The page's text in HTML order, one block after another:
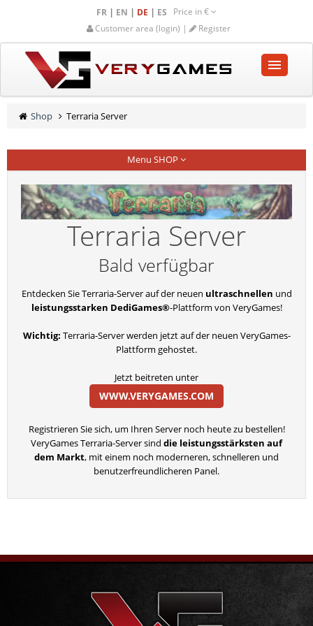
FR | EN | DE | ES Price in€
Customer area (login) |
Register
STARTSEITE
GEMEINSCHAFT
HILFE-UNTERSTÜTZUNG
Empty cart
Shop Terraria Server
Menu SHOP
Terraria Server
Bald verfügbar
Entdecken Sie Terraria-Server auf der neuen ultraschnellen und
leistungsstarken DediGames®-Plattform von VeryGames!
Wichtig: Terraria-Server werden jetzt auf der neuen VeryGames-
Plattform gehostet.
Jetzt beitreten unter
WWW.VERYGAMES.COM
Registrieren Sie sich, um Ihren Server noch heute zu bestellen!
VeryGames Terraria-Server sind die leistungsstärksten auf
dem Markt, mit einem noch moderneren, schnelleren und
benutzerfreundlicheren Panel.